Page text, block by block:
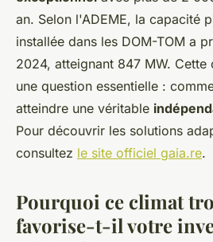
an. Selon l'ADEME, la capacité
installée dans les DOM-TOM a
2024, atteignant 847 MW. Cette
une question essentielle :
atteindre une véritable
Pour découvrir les solutions
consultez le site officiel gaia.re.
Pourquoi ce climat
favorise-t-il votre